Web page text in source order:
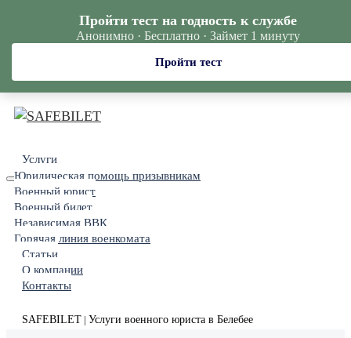
Услуги
Юридическая помощь призывникам
Военный юрист
Военный билет
Независимая ВВК
Горячая линия военкомата
Статьи
О компании
Контакты
SAFEBILET Услуги военного юриста в Белебее
Пройти тест на годность к службе
Анонимно · Бесплатно · Займет 1 минуту
Пройти тест